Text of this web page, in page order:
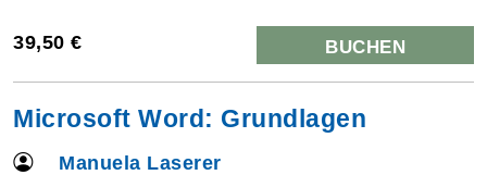
39,50 € BUCHEN
Microsoft Word: Grundlagen
Manuela Laserer